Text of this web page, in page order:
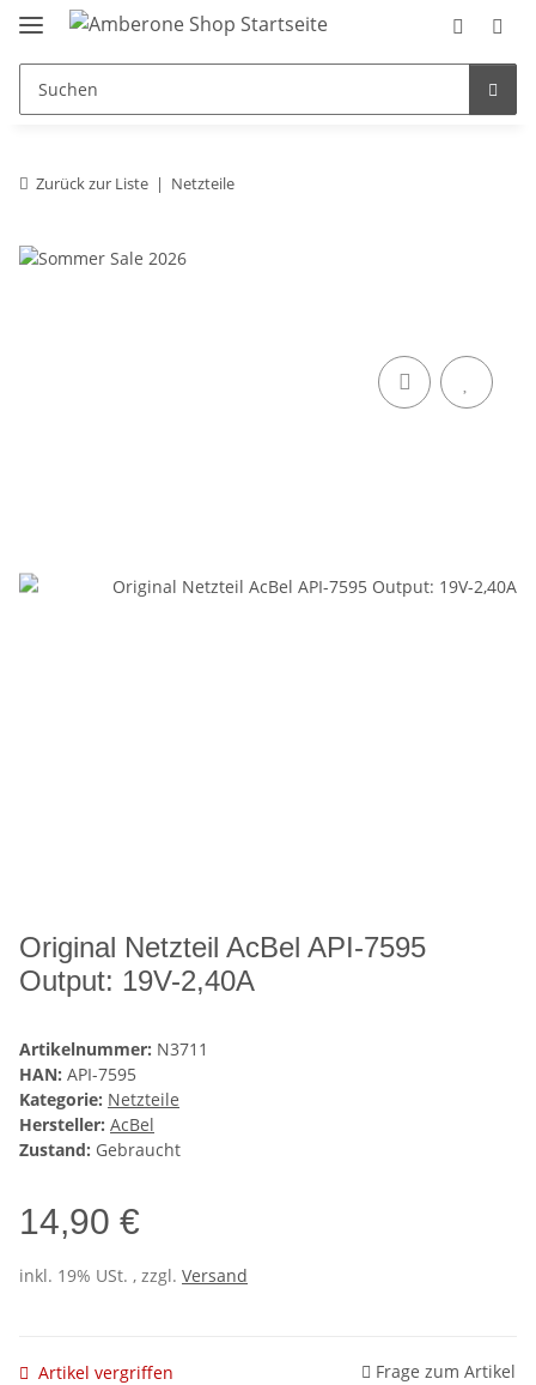
Zurück zur Liste Netzteile
Original Netzteil AcBel API-7595
Output: 19V-2,40A
Artikelnummer: N3711
HAN: API-7595
Kategorie: Netzteile
Hersteller: AcBel
Zustand: Gebraucht
14,90 €
inkl. 19% USt. , zzgl. Versand
Artikel vergriffen Frage zum Artikel